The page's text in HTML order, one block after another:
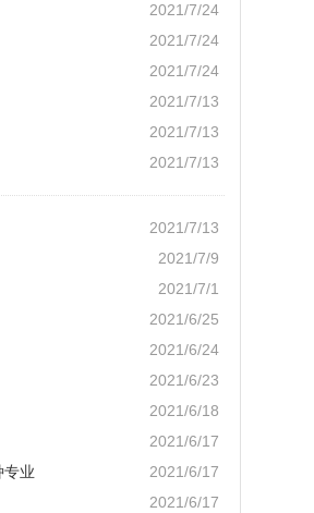
2021/7/24
2021/7/24
2021/7/24
2021/7/13
2021/7/13
2021/7/13
2021/7/13
2021/7/9
2021/7/1
2021/6/25
2021/6/24
2021/6/23
2021/6/18
2021/6/17
2021/6/17
专业
2021/6/17